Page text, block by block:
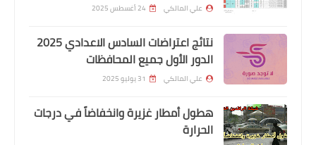
اندرويد
تطبيق دراما لايف افضل تطبيق لمشاهدة
كاس العالم والقنوات المشفرة وقنوات
الكاس والمسلسلات
علي المالكي 24 أغسطس 2025
نتائج اعتراضات السادس الاعدادي 2025
الدور الأول جميع المحافظات
علي المالكي 31 يوليو 2025
هطول أمطار غزيرة وانخفاضاً في درجات
الحرارة